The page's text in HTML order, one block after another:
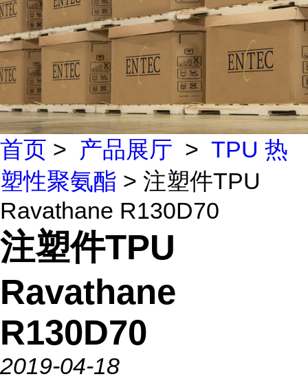
首页 > 产品展厅 > TPU 热
塑性聚氨酯 > 注塑件TPU
Ravathane R130D70
注塑件TPU
Ravathane
R130D70
2019-04-18